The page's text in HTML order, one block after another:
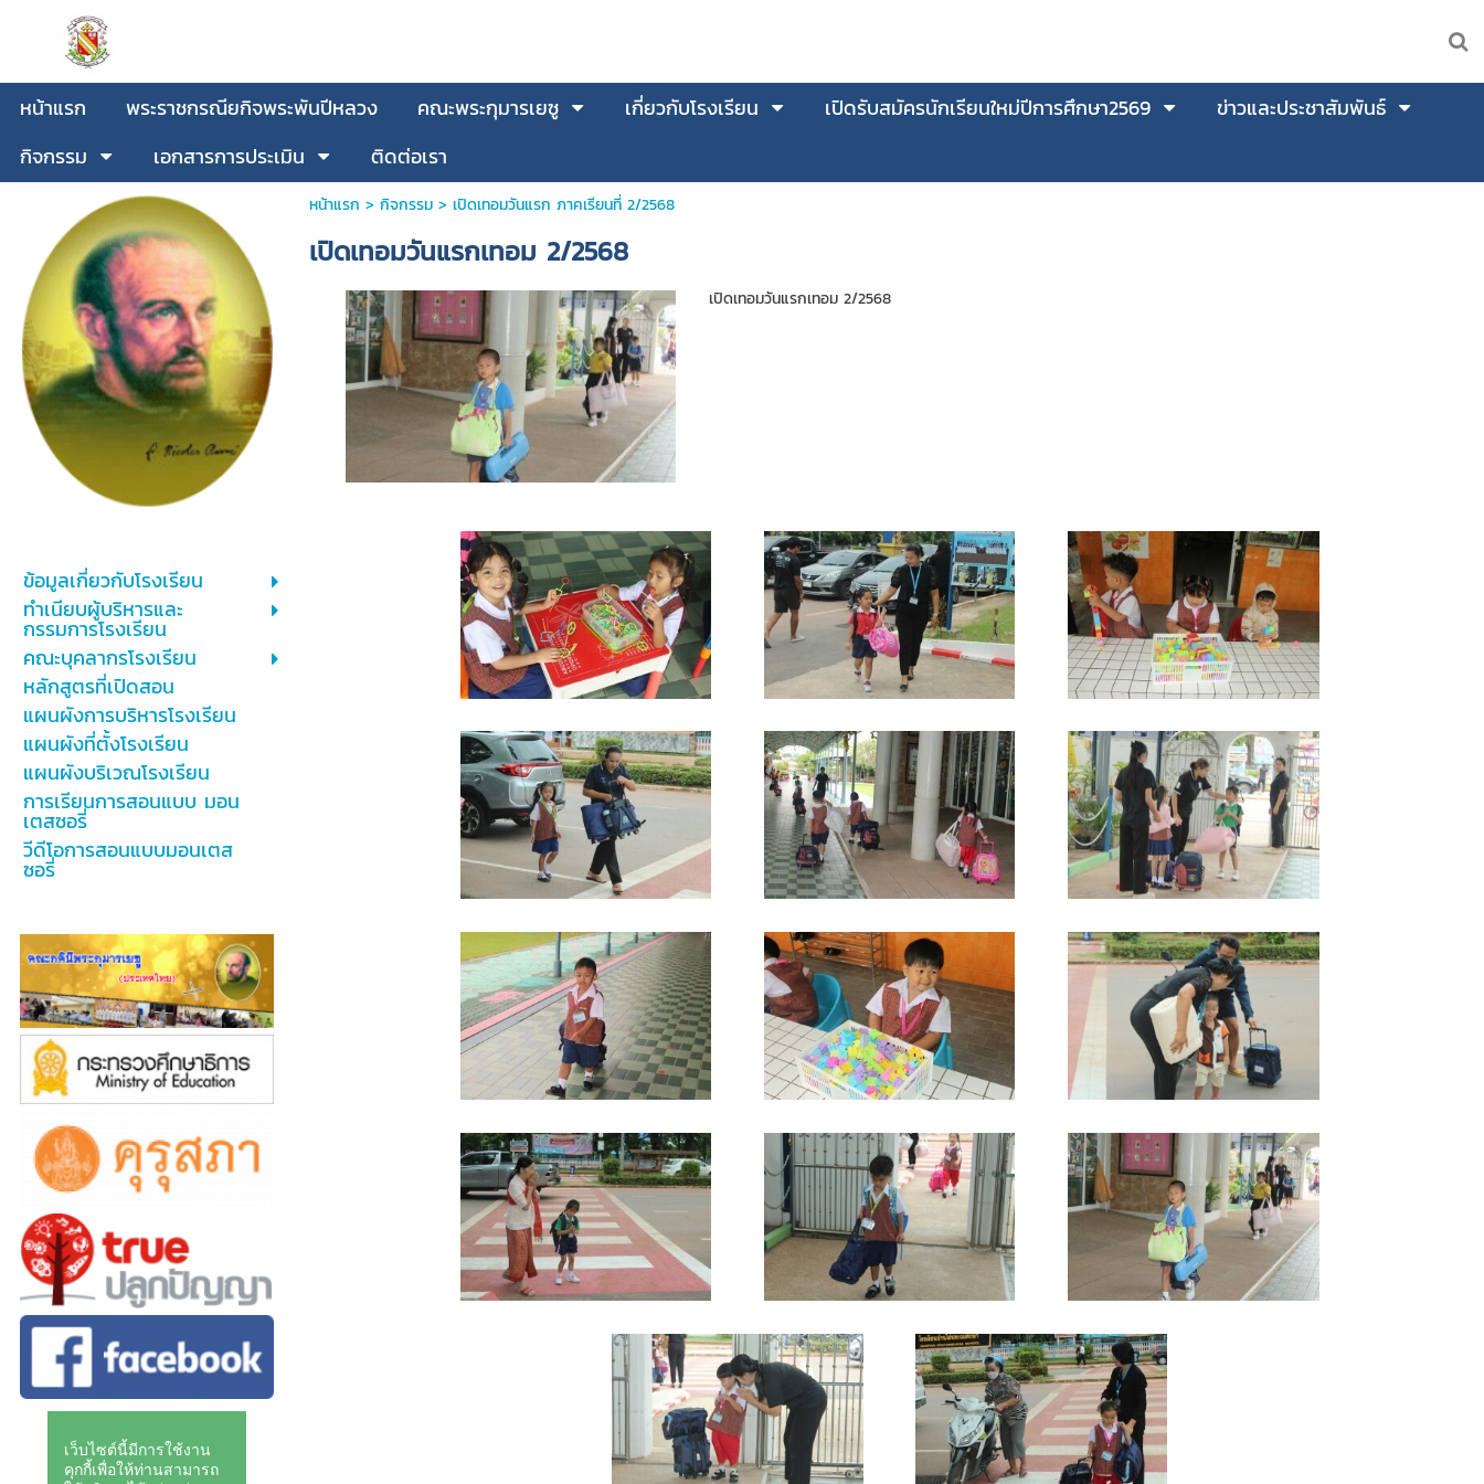
หน้าแรก พระราชกรณียกิจพระพันปีหลวง คณะพระกุมารเยซู เกี่ยวกับโรงเรียน เปิดรับสมัครนักเรียนใหม่ปีการศึกษา2569
ข่าวและประชาสัมพันธ์
กิจกรรม
เอกสารการประเมิน ติดต่อเรา
ข้อมูลเกี่ยวกับโรงเรียน
ทำเนียบผู้บริหารและ
กรรมการโรงเรียน
คณะบุคลากรโรงเรียน
หลักสูตรที่เปิดสอน
แผนผังการบริหารโรงเรียน
แผนผังที่ตั้งโรงเรียน
แผนผังบริเวณโรงเรียน
การเรียนการสอนแบบ มอน
เตสซอรี่
วีดีโอการสอนแบบมอนเตส
ซอรี่
หน้าแรก > กิจกรรม> เปิดเทอมวันแรก ภาคเรียนที่ 2/2568
เปิดเทอมวันแรกเทอม 2/2568
เปิดเทอมวันแรกเทอม 2/2568